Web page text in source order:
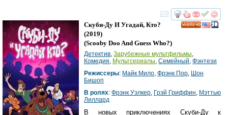
смотреть
Скуби-Ду И Угадай, Кто?
(2019)
(Scooby Doo And Guess Who?)
Детектив, Зарубежные мультфильмы,
Комедия, Мультсериалы, Семейный, Фэнтези
Режиссеры: Майк Мило, Фрэнк Пор, Шон
Бишоп
В ролях: Фрэнк Уэлкер, Грэй Гриффин, Мэттью
Лиллард
В новых приключениях Скуби-Ду к